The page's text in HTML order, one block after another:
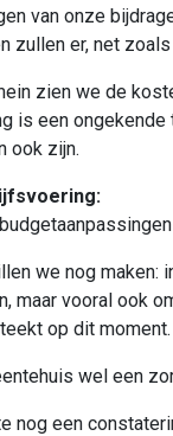
van onze
zullen er, net
zien we de
is een
ook zijn.
we nog maken:
maar vooral ook
op dit
wel een
nog een